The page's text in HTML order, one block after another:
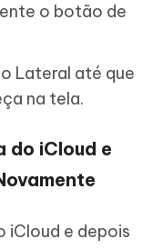
o botão de
Lateral até que
na tela.
do iCloud e
iCloud e depois